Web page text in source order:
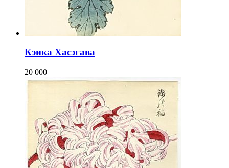
Кэика Хасэгава
20 000